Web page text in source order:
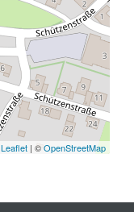
Leaflet | ©OpenStreetMap